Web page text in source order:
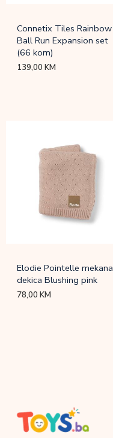
Connetix Tiles Rainbow
Ball Run Expansion set
(66 kom)
139,00KM
Elodie Pointelle mekana
dekica Blushing pink
78,00KM